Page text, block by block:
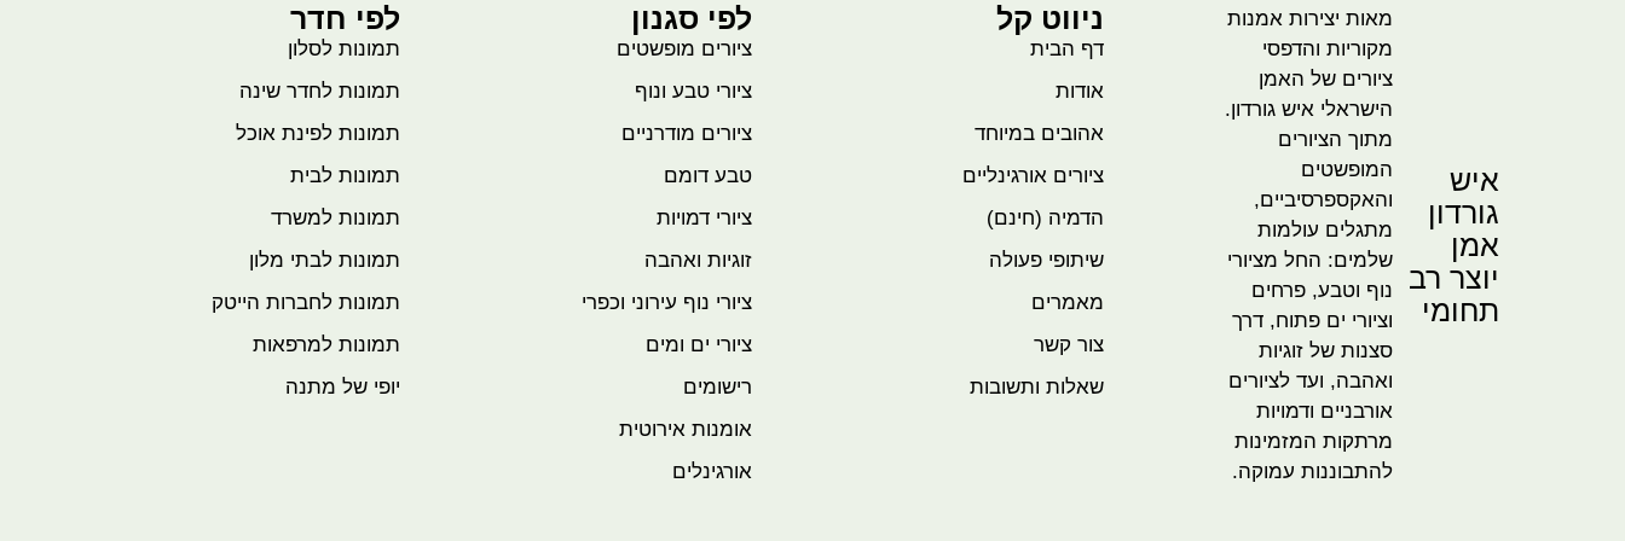
איש
גורדון
אמן
יוצר רב
תחומי
מאות יצירות אמנות
מקוריות והדפסי
ציורים של האמן
הישראלי איש גורדון.
מתוך הציורים
המופשטים
והאקספרסיביים,
מתגלים עולמות
שלמים: החל מציורי
נוף וטבע, פרחים
וציורי ים פתוח, דרך
סצנות של זוגיות
ואהבה, ועד לציורים
אורבניים ודמויות
מרתקות המזמינות
להתבוננות עמוקה.
ניווט קל
דף הבית
אודות
אהובים במיוחד
ציורים אורגינליים
הדמיה (חינם)
שיתופי פעולה
מאמרים
צור קשר
שאלות ותשובות
לפי סגנון
ציורים מופשטים
ציורי טבע ונוף
ציורים מודרניים
טבע דומם
ציורי דמויות
זוגיות ואהבה
ציורי נוף עירוני וכפרי
ציורי ים ומים
רישומים
אומנות אירוטית
אורגינלים
לפי חדר
תמונות לסלון
תמונות לחדר שינה
תמונות לפינת אוכל
תמונות לבית
תמונות למשרד
תמונות לבתי מלון
תמונות לחברות הייטק
תמונות למרפאות
יופי של מתנה